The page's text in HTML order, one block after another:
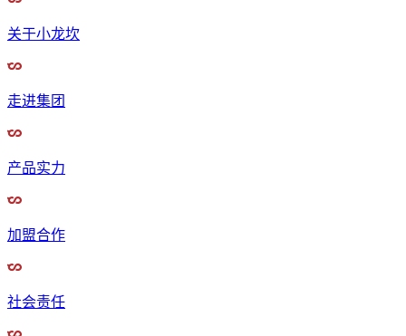
关于小龙坎
走进集团
产品实力
加盟合作
社会责任